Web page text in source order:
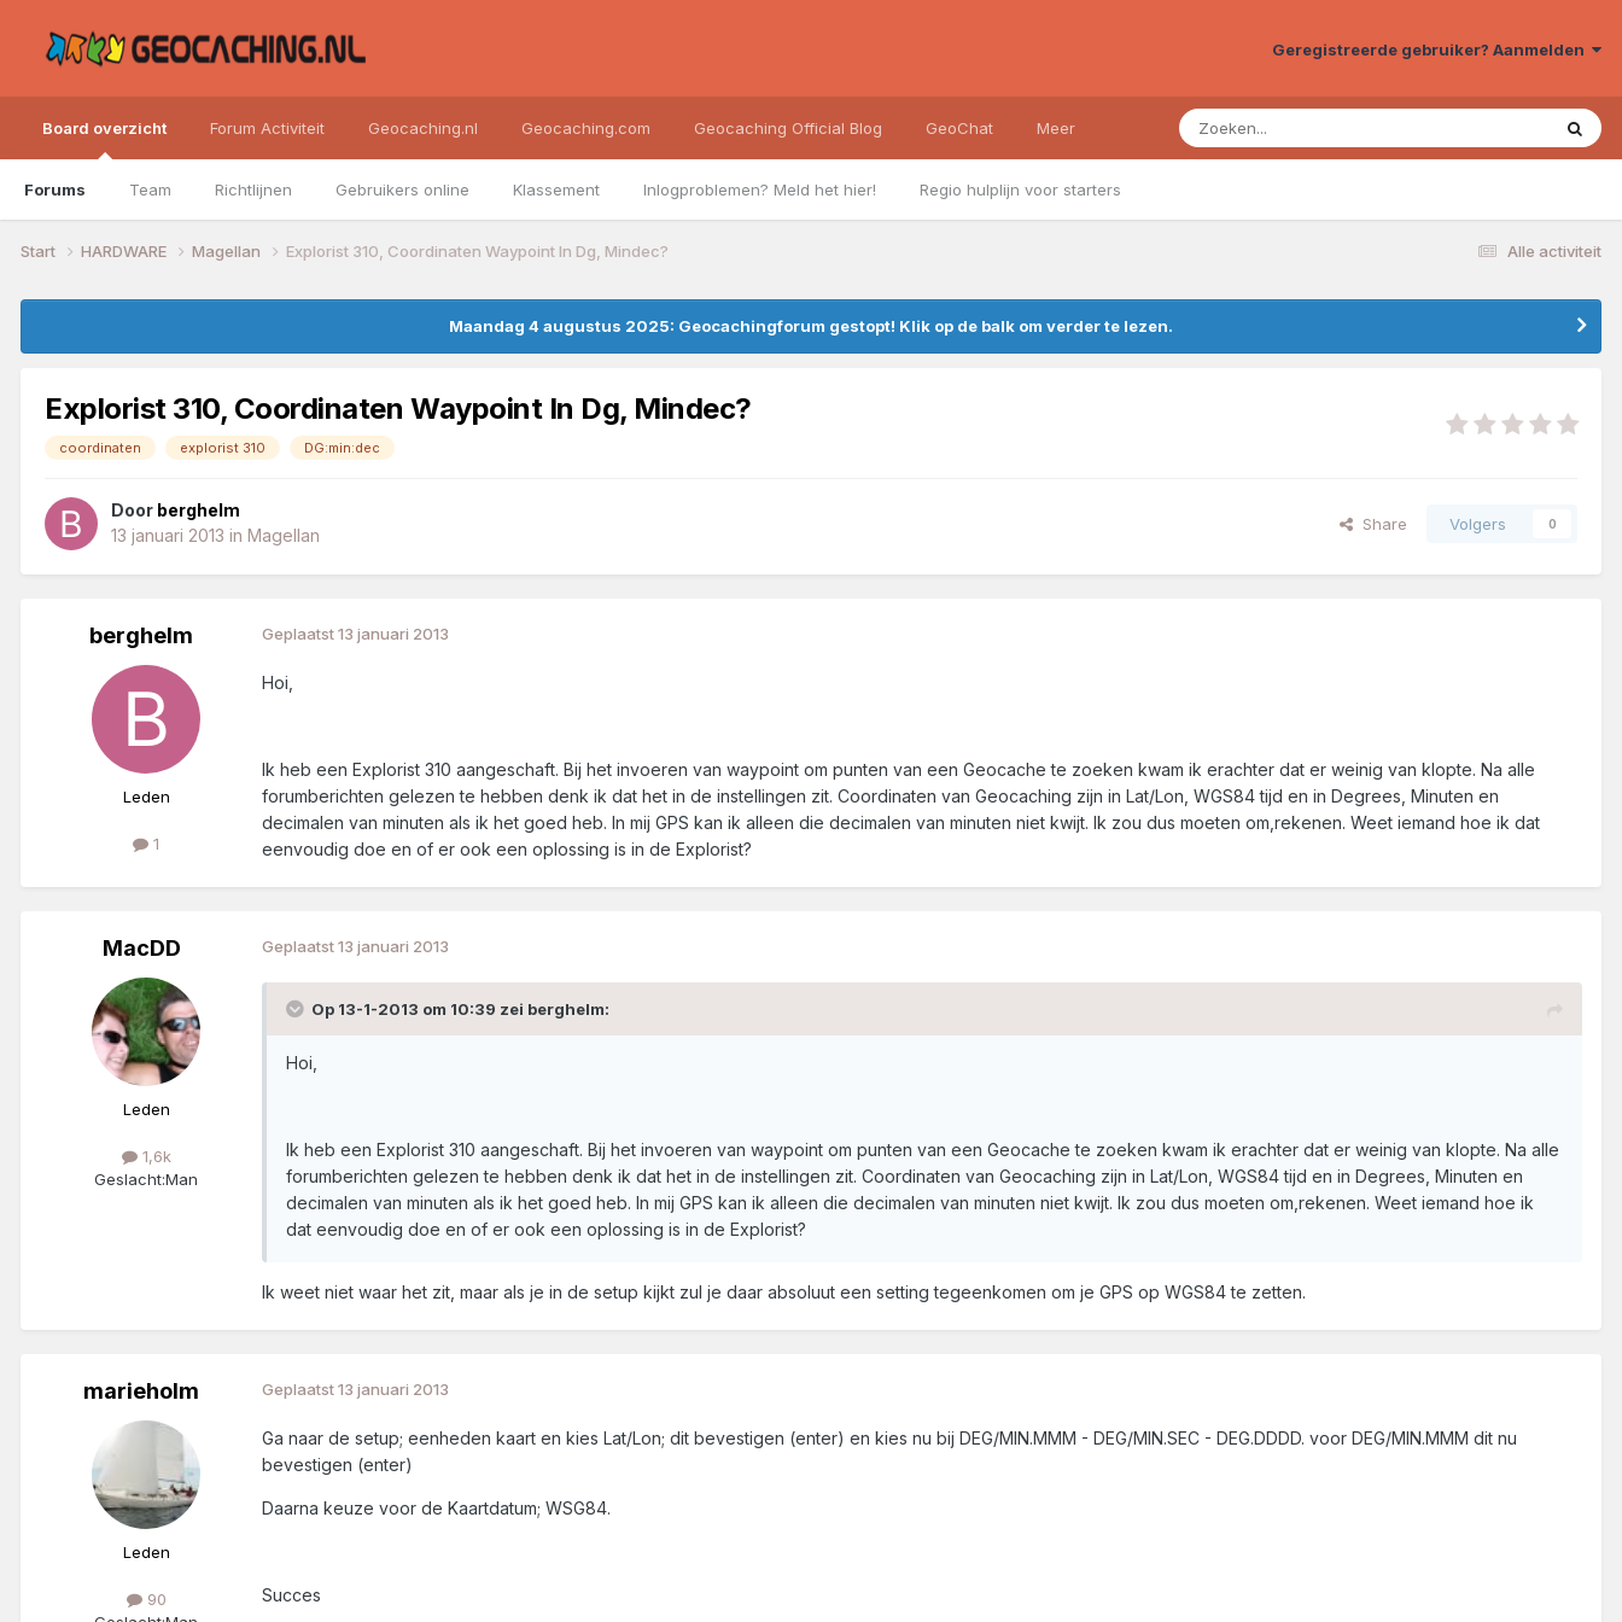
Geregistreerde gebruiker? Aanmelden
Board overzicht
Forums Team Richtlijnen Gebruikers online Klassement Inlogproblemen? Meld het hier! Regio hulplijn voor starters
Forum Activiteit Geocaching.nl Geocaching.com Geocaching Official Blog GeoChat Meer
Alle activiteit
Start HARDWARE Magellan Explorist 310, Coordinaten Waypoint In Dg, Mindec?
Maandag 4 augustus 2025: Geocachingforum gestopt! Klik op de balk om verder te lezen.
Explorist 310, Coordinaten Waypoint In Dg, Mindec?
coordinaten explorist 310 DG:min:dec
Door berghelm
13 januari 2013 in Magellan
Share Volgers 0
berghelm
Leden
1
Geplaatst13 januari 2013
Hoi,
Ik heb een Explorist 310 aangeschaft. Bij het invoeren van waypoint om punten van een Geocache te zoeken kwam ik erachter dat er weinig van klopte. Na alle
forumberichten gelezen te hebben denk ik dat het in de instellingen zit. Coordinaten van Geocaching zijn in Lat/Lon, WGS84 tijd en in Degrees, Minuten en
decimalen van minuten als ik het goed heb. In mij GPS kan ik alleen die decimalen van minuten niet kwijt. Ik zou dus moeten om,rekenen. Weet iemand hoe ik dat
eenvoudig doe en of er ook een oplossing is in de Explorist?
MacDD
Leden
1,6k
Geslacht:Man
Geplaatst13 januari 2013
Op 13-1-2013 om 10:39 zei berghelm:
Hoi,
Ik heb een Explorist 310 aangeschaft. Bij het invoeren van waypoint om punten van een Geocache te zoeken kwam ik erachter dat er weinig van klopte. Na alle
forumberichten gelezen te hebben denk ik dat het in de instellingen zit. Coordinaten van Geocaching zijn in Lat/Lon, WGS84 tijd en in Degrees, Minuten en
decimalen van minuten als ik het goed heb. In mij GPS kan ik alleen die decimalen van minuten niet kwijt. Ik zou dus moeten om,rekenen. Weet iemand hoe ik
dat eenvoudig doe en of er ook een oplossing is in de Explorist?
Ik weet niet waar het zit, maar als je in de setup kijkt zul je daar absoluut een setting tegeenkomen om je GPS op WGS84 te zetten.
marieholm
Leden
90
Geplaatst13 januari 2013
Ga naar de setup; eenheden kaart en kies Lat/Lon; dit bevestigen (enter) en kies nu bij DEG/MIN.MMM - DEG/MIN.SEC - DEG.DDDD. voor DEG/MIN.MMM dit nu
bevestigen (enter)
Daarna keuze voor de Kaartdatum; WSG84.
Succes